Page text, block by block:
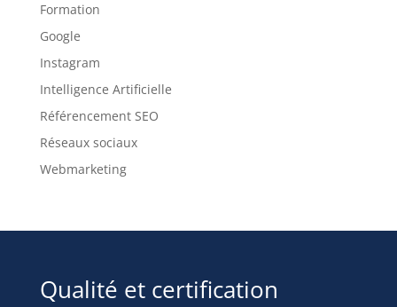
Formation
Google
Instagram
Intelligence Artificielle
Référencement SEO
Réseaux sociaux
Webmarketing
Qualité et certification